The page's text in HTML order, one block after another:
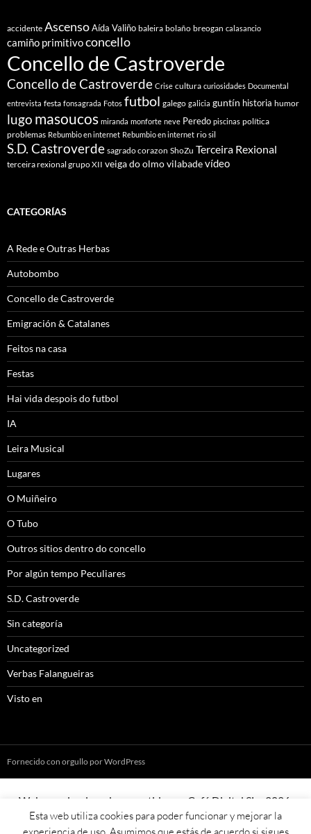
accidente AscensoAída Valiño baleira bolaño breogan calasancio
camiño primitivoconcello
Concello de Castroverde
Concello de Castroverde Crise cultura curiosidades Documental
entrevista festa fonsagrada Fotos futbol galego galicia guntín historia humor
lugo masoucos miranda monforte neve Peredo piscinas política
problemas Rebumbio en internet Rebumbio en internet rio sil
S.D. Castroverde sagrado corazon ShoZu Terceira Rexional
terceira rexional grupo XII veiga do olmovilabadevídeo
CATEGORÍAS
A Rede e Outras Herbas
Autobombo
Concello de Castroverde
Emigración & Catalanes
Feitos na casa
Festas
Hai vida despois do futbol
IA
Leira Musical
Lugares
O Muiñeiro
O Tubo
Outros sitios dentro do concello
Por algún tempo Peculiares
S.D. Castroverde
Sin categoría
Uncategorized
Verbas Falangueiras
Visto en
Fornecido con orgullo por WordPress
Web creada, aloxada e mantida por Café Dixital SL - 2026.
Visítanos en https://cafedixital.comou ponte en contacto con
Esta web utiliza cookies para poder funcionar y mejorar la